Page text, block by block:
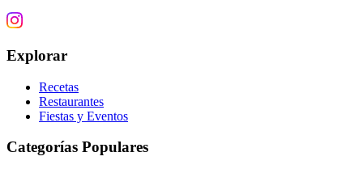
Explorar
Recetas
Restaurantes
Fiestas y Eventos
Categorías Populares